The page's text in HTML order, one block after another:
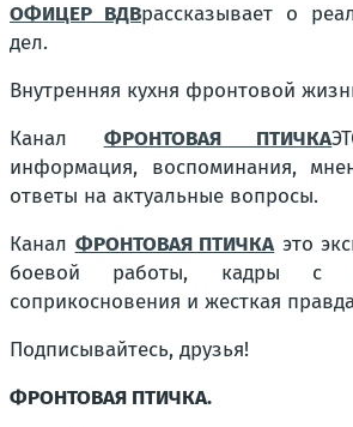
ОФИЦЕР ВДВрассказывает о
дел.
Внутренняя кухня фронтовой
Канал ФРОНТОВАЯ ПТИЧКА
информация, воспоминания,
ответы на актуальные вопросы.
Канал ФРОНТОВАЯ ПТИЧКА это
боевой работы, кадры с
соприкосновения и жесткая
Подписывайтесь, друзья!
ФРОНТОВАЯ ПТИЧКА.